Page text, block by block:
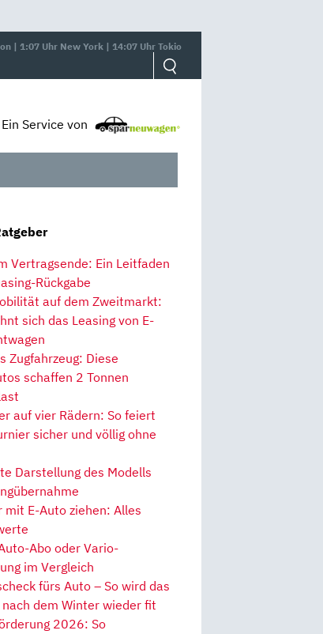
| 1:07 Uhr New York | 14:07 Uhr Tokio
Ein Service von
Vertragsende: Ein Leitfaden
Rückgabe
auf dem Zweitmarkt:
sich das Leasing von E-
Zugfahrzeug: Diese
schaffen 2 Tonnen
auf vier Rädern: So feiert
sicher und völlig ohne
Darstellung des Modells
mit E-Auto ziehen: Alles
Abo oder Vario-
im Vergleich
fürs Auto – So wird das
nach dem Winter wieder fit
2026: So